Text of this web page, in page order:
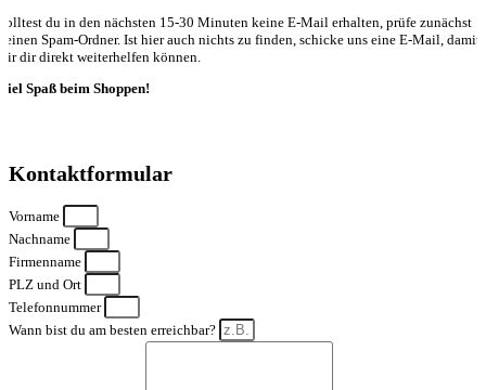
du in den nächsten 15-30 Minuten keine E-Mail erhalten, prüfe zunächst
Spam-Ordner. Ist hier auch nichts zu finden, schicke uns eine E-Mail, damit
dir direkt weiterhelfen können.
Spaß beim Shoppen!
Kontaktformular
Vorname
Nachname
Firmenname
PLZ und Ort
Telefonnummer
Wann bist du am besten erreichbar?